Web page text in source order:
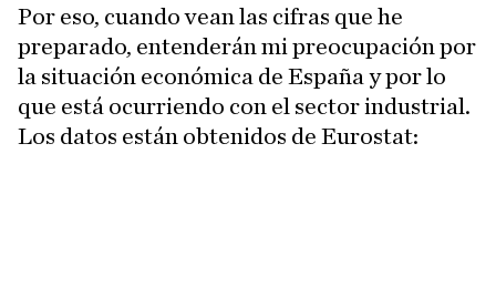
Por eso, cuando vean las cifras que he
preparado, entenderán mi preocupación por
la situación económica de España y por lo
que está ocurriendo con el sector industrial.
Los datos están obtenidos de Eurostat: